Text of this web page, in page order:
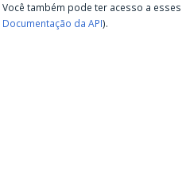
Você também pode ter acesso a
Documentação da API).